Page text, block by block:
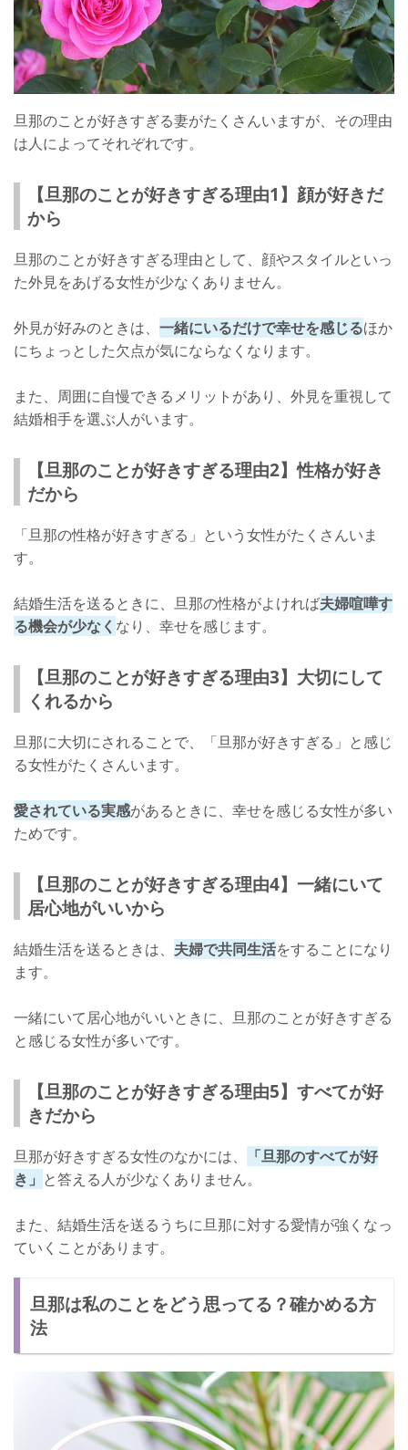
旦那のことが好きすぎる妻がたくさんいますが、その理由
は人によってそれぞれです。
【旦那のことが好きすぎる理由1】顔が好きだ
から
旦那のことが好きすぎる理由として、顔やスタイルといっ
た外見をあげる女性が少なくありません。
外見が好みのときは、 一緒にいるだけで幸せを感じるほか
にちょっとした欠点が気にならなくなります。
また、周囲に自慢できるメリットがあり、外見を重視して
結婚相手を選ぶ人がいます。
【旦那のことが好きすぎる理由2】性格が好き
だから
「旦那の性格が好きすぎる」という女性がたくさんいま
す。
結婚生活を送るときに、旦那の性格がよければ夫婦喧嘩す
る機会が少なく なり、幸せを感じます。
【旦那のことが好きすぎる理由3】大切にして
くれるから
旦那に大切にされることで、「旦那が好きすぎる」と感じ
る女性がたくさんいます。
愛されている実感があるときに、幸せを感じる女性が多い
ためです。
【旦那のことが好きすぎる理由4】一緒にいて
居心地がいいから
結婚生活を送るときは、 夫婦で共同生活をすることになり
ます。
一緒にいて居心地がいいときに、旦那のことが好きすぎる
と感じる女性が多いです。
【旦那のことが好きすぎる理由5】すべてが好
きだから
旦那が好きすぎる女性のなかには、
「旦那のすべてが好
き」 と答える人が少なくありません。
また、結婚生活を送るうちに旦那に対する愛情が強くなっ
ていくことがあります。
旦那は私のことをどう思ってる？確かめる方
法